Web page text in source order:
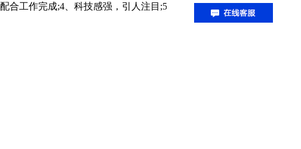
合工作完成;4、科技感强，引人注目;5、成像逼真，影像清晰。